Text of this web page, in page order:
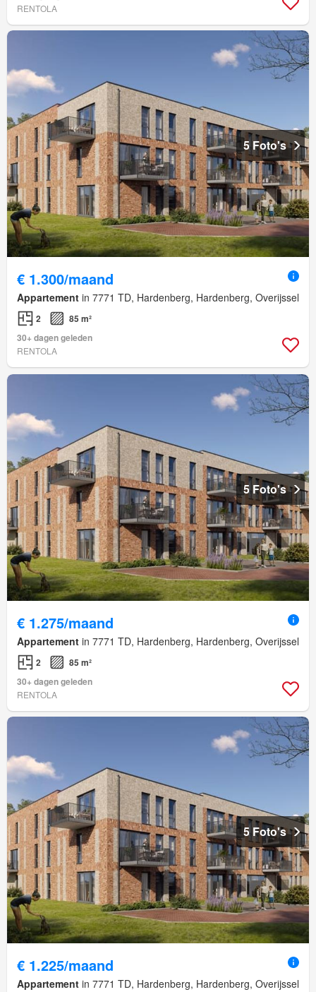
RENTOLA
5 Foto's
€ 1.300/maand
Appartement in 7771 TD, Hardenberg, Hardenberg, Overijssel
2
85 m²
30+ dagen geleden
RENTOLA
5 Foto's
€ 1.275/maand
Appartement in 7771 TD, Hardenberg, Hardenberg, Overijssel
2
85 m²
30+ dagen geleden
RENTOLA
5 Foto's
€ 1.225/maand
Appartement in 7771 TD, Hardenberg, Hardenberg, Overijssel